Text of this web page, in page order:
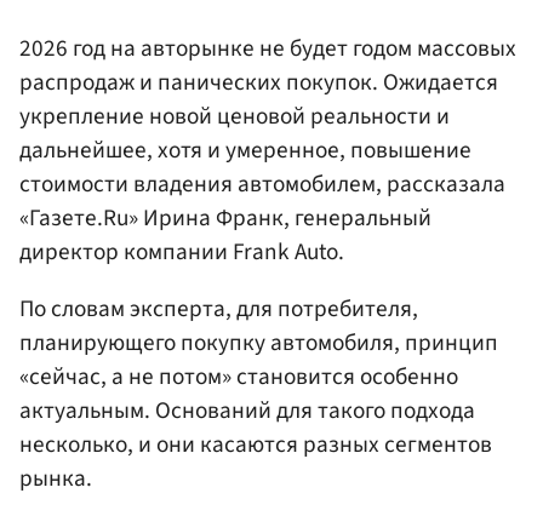
2026 год на авторынке не будет годом массовых
распродаж и панических покупок. Ожидается
укрепление новой ценовой реальности и
дальнейшее, хотя и умеренное, повышение
стоимости владения автомобилем, рассказала
«Газете.Ru» Ирина Франк, генеральный
директор компании Frank Auto.
По словам эксперта, для потребителя,
планирующего покупку автомобиля, принцип
«сейчас, а не потом» становится особенно
актуальным. Оснований для такого подхода
несколько, и они касаются разных сегментов
рынка.